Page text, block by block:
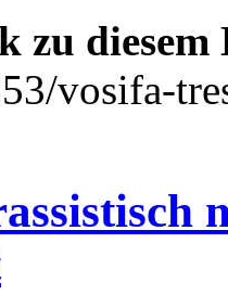
zu
vosifa-